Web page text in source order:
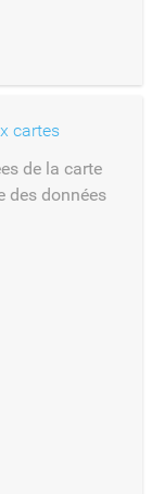
cartes
de la carte
des données